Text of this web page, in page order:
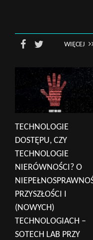
WIĘCEJ
TECHNOLOGIE
DOSTĘPU, CZY
TECHNOLOGIE
NIERÓWNOŚCI? O
PRZYSZŁOŚCI I
(NOWYCH)
TECHNOLOGIACH –
SOTECH LAB PRZY